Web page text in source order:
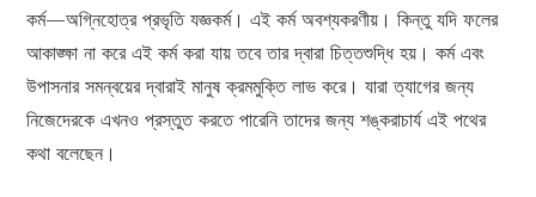
কর্ম—অগ্নিহোত্র প্রভৃতি যজ্ঞকর্ম। এই কর্ম অবশ্যকরণীয়। কিন্তু যদি ফলের
আকাঙ্ক্ষা না করে এই কর্ম করা যায় তবে তার দ্বারা চিত্তশুদ্ধি হয়। কর্ম এবং
উপাসনার সমন্বয়ের দ্বারাই মানুষ ক্রমমুক্তি লাভ করে। যারা ত্যাগের জন্য
নিজেদেরকে এখনও প্রস্তুত করতে পারেনি তাদের জন্য শঙ্করাচার্য এই পথের
কথা বলেছেন।